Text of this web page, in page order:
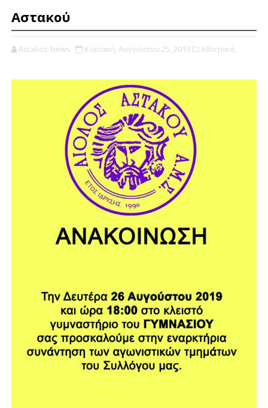
Αστακού
Astakos-News Κυριακή, Αυγούστου 25, 2019 Αθλητικά,